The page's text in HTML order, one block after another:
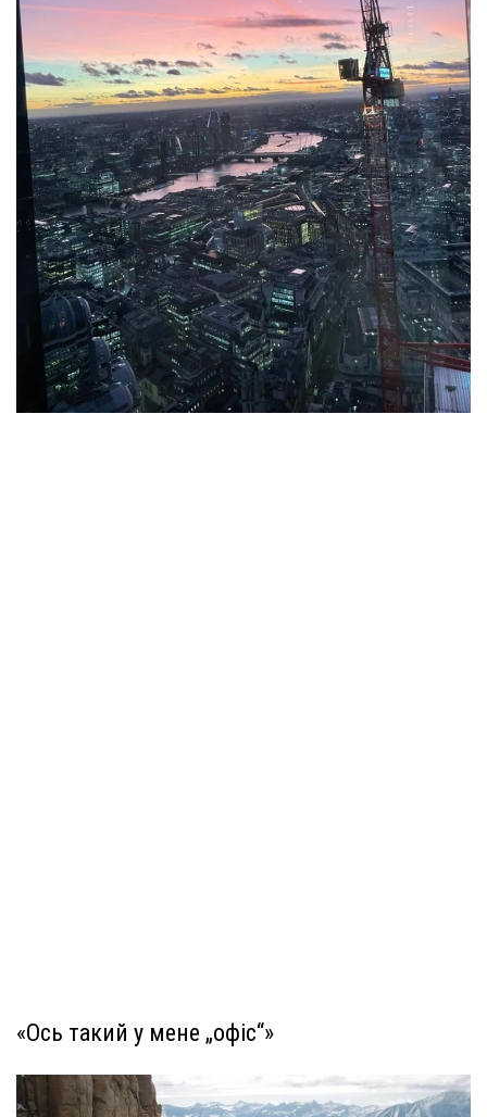
«Ось такий у мене „офіс“»